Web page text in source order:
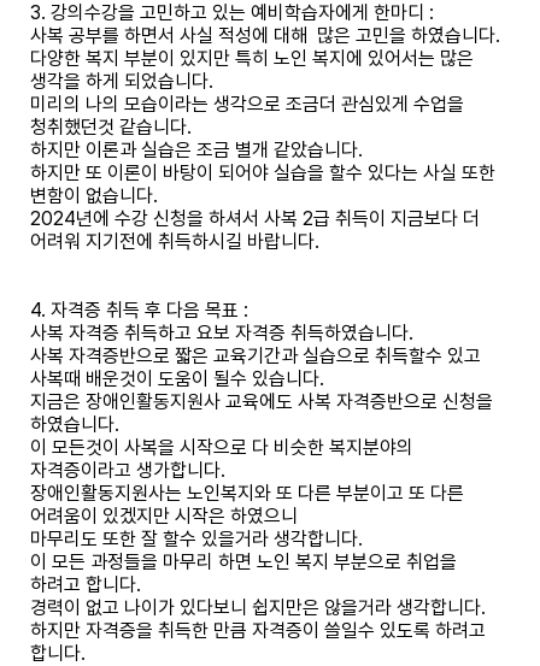
3. 강의수강을 고민하고 있는 예비학습자에게 한마디 :
사복 공부를 하면서 사실 적성에 대해 많은 고민을 하였습니다.
다양한 복지 부분이 있지만 특히 노인 복지에 있어서는 많은
생각을 하게 되었습니다.
미리의 나의 모습이라는 생각으로 조금더 관심있게 수업을
청취했던것 같습니다.
하지만 이론과 실습은 조금 별개 같았습니다.
하지만 또 이론이 바탕이 되어야 실습을 할수 있다는 사실 또한
변함이 없습니다.
2024년에 수강 신청을 하셔서 사복 2급 취득이 지금보다 더
어려워 지기전에 취득하시길 바랍니다.
4. 자격증 취득 후 다음 목표 :
사복 자격증 취득하고 요보 자격증 취득하였습니다.
사복 자격증반으로 짧은 교육기간과 실습으로 취득할수 있고
사복때 배운것이 도움이 될수 있습니다.
지금은 장애인활동지원사 교육에도 사복 자격증반으로 신청을
하였습니다.
이 모든것이 사복을 시작으로 다 비슷한 복지분야의
자격증이라고 생가합니다.
장애인활동지원사는 노인복지와 또 다른 부분이고 또 다른
어려움이 있겠지만 시작은 하였으니
마무리도 또한 잘 할수 있을거라 생각합니다.
이 모든 과정들을 마무리 하면 노인 복지 부분으로 취업을
하려고 합니다.
경력이 없고 나이가 있다보니 쉽지만은 않을거라 생각합니다.
하지만 자격증을 취득한 만큼 자격증이 쓸일수 있도록 하려고
합니다.